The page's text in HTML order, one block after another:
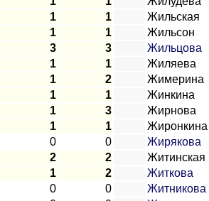
1 1 Жильская
1 1 Жильсон
3 3 Жильцова
1 1 Жиляева
1 2 Жимерина
1 1 Жинкина
1 3 Жирнова
1 1 Жиронкина
0 0 Жирякова
2 2 Житинская
1 2 Житкова
0 0 Житникова